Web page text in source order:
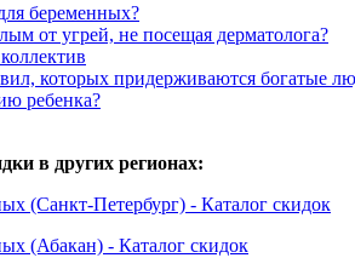
беременных?
от угрей, не посещая дерматолога?
которых придерживаются богатые
ребенка?
в других регионах:
(Санкт-Петербург) - Каталог скидок
(Абакан) - Каталог скидок